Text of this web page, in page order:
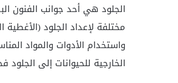
الجلود هي أحد جوانب الفنون
مختلفة لإعداد الجلود (الأغطية
واستخدام الأدوات والمواد
الخارجية للحيوانات إلى